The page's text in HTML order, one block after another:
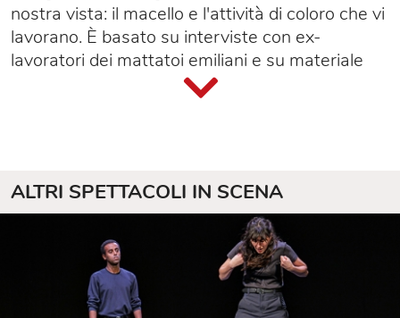
nostra vista: il macello e l'attività di coloro che vi
lavorano. È basato su interviste con ex-
lavoratori dei mattatoi emiliani e su materiale
ricavato dalla storia familiare del nonno
trasformazioni sul modo in cui concepiamo la
nostra relazione con la carne, Il Macello
racconta la nascita e il tramonto del capitalismo
italiano, le sue promesse e i suoi inganni.
ALTRI SPETTACOLI IN SCENA